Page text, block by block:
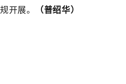
规开展。
（普绍华）